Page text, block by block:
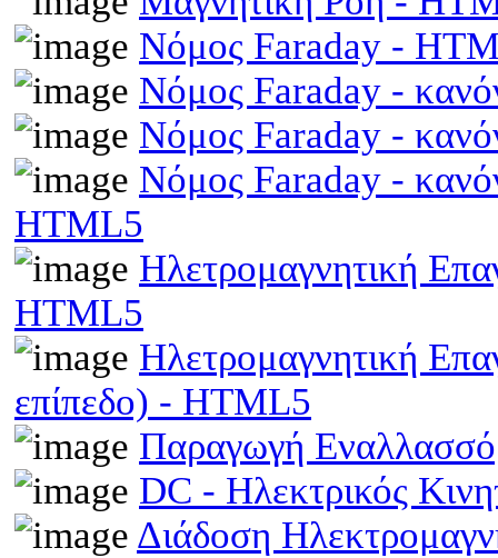
Νόμος Faraday -
Νόμος Faraday -
Νόμος Faraday -
Νόμος Faraday -
HTML5
Ηλετρομαγνητική
HTML5
Ηλετρομαγνητική
επίπεδο) - HTML5
Παραγωγή
DC - Ηλεκτρικός
Διάδοση